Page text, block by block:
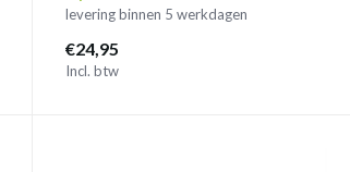
levering binnen 5 werkdagen
€24,95
Incl. btw